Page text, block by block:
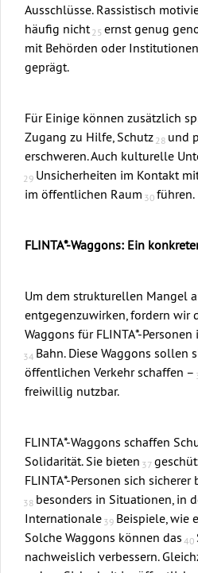
Ausschlüsse. Rassistisch
häufig nicht
ernst genug
mit Behörden oder
geprägt.
Für Einige können zusätzlich
Zugang zu Hilfe, Schutz
und
erschweren. Auch kulturelle
Unsicherheiten im Kontakt
im öffentlichen Raum
führen.
FLINTA*-Waggons: Ein
Um dem strukturellen Mangel
entgegenzuwirken, fordern wir
Waggons für FLINTA*-
Bahn. Diese Waggons sollen
öffentlichen Verkehr schaffen –
freiwillig nutzbar.
FLINTA*-Waggons schaffen
Solidarität. Sie bieten
FLINTA*-Personen sich
besonders in Situationen, in
Internationale
Beispiele, wie
Solche Waggons können das
nachweislich verbessern.